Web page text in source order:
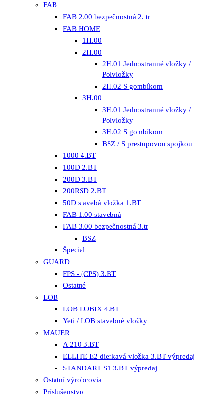
FAB
FAB 2.00 bezpečnostná 2. tr
FAB HOME
1H.00
2H.00
2H.01 Jednostranné vložky /
Polvložky
2H.02 S gombíkom
3H.00
3H.01 Jednostranné vložky /
Polvložky
3H.02 S gombíkom
BSZ / S prestupovou spojkou
1000 4.BT
100D 2.BT
200D 3.BT
200RSD 2.BT
50D stavebá vložka 1.BT
FAB 1.00 stavebná
FAB 3.00 bezpečnostná 3.tr
BSZ
Špecial
GUARD
FPS - (CPS) 3.BT
Ostatné
LOB
LOB LOBIX 4.BT
Yeti / LOB stavebné vložky
MAUER
A 210 3.BT
ELLITE E2 dierkavá vložka 3.BT výpredaj
STANDART S1 3.BT výpredaj
Ostatní výrobcovia
Príslušenstvo